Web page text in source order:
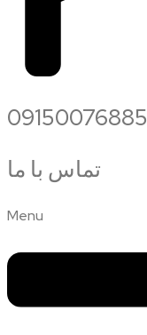
09150076885
تماس با ما
Menu